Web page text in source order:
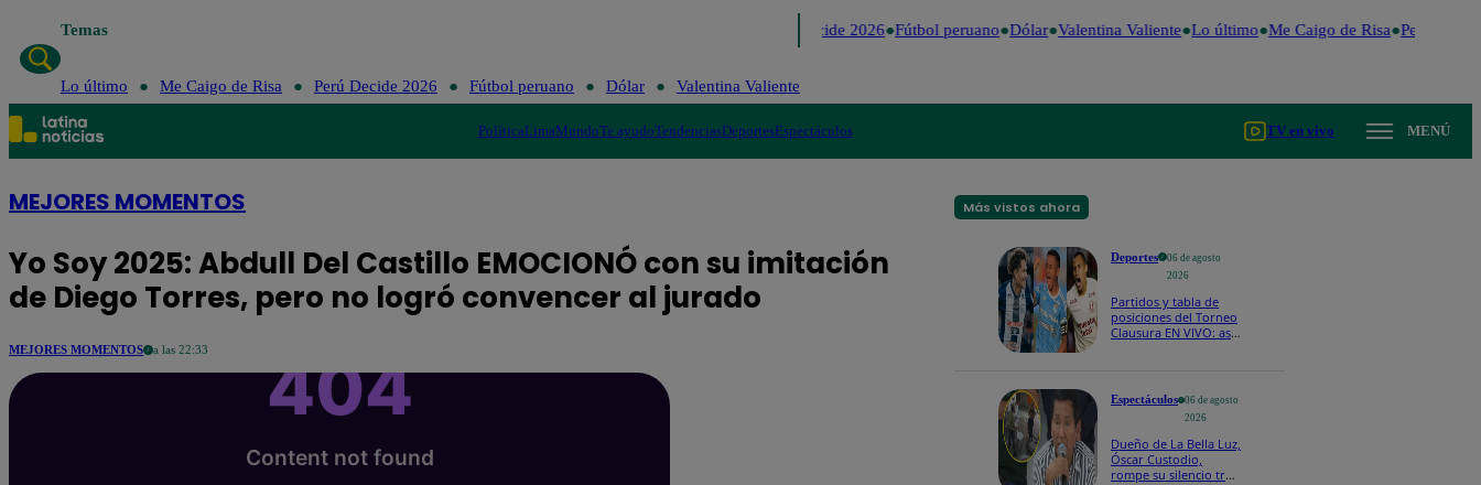
Temas Perú Decide 2026 Fútbol peruano Dólar Valentina Valiente Lo último Me Caigo de Risa Perú
Lo último Me Caigo de Risa Perú Decide 2026 Fútbol peruano Dólar Valentina Valiente
PolíticaLimaMundoTe ayudoTendenciasDeportesEspectáculos TV en vivo MENÚ
MEJORES MOMENTOS
Yo Soy 2025: Abdull Del Castillo EMOCIONÓ con su imitación
de Diego Torres, pero no logró convencer al jurado
MEJORES MOMENTOS a las 22:33
Más vistos ahora
Deportes
06 de agosto
2026
Partidos y tabla de
posiciones del Torneo
Clausura EN VIVO: así
Espectáculos
06 de agosto
2026
Dueño de La Bella Luz,
Óscar Custodio,
rompe su silencio tras